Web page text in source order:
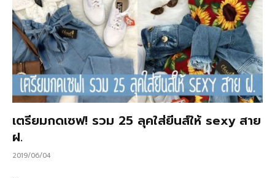
เตรียมกดเซฟ! รวม 25 ลุคใส่ยีนส์ให้ sexy สาย
ฝ.
2019/06/04
…